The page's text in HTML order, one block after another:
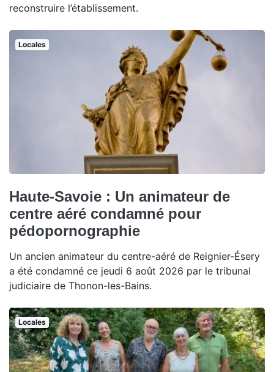
reconstruire l’établissement.
Locales
Haute-Savoie : Un animateur de
centre aéré condamné pour
pédopornographie
Un ancien animateur du centre-aéré de Reignier-Ésery
a été condamné ce jeudi 6 août 2026 par le tribunal
judiciaire de Thonon-les-Bains.
Locales